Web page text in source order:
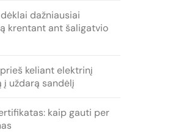
dažniausiai
krentant ant šaligatvio
keliant elektrinį
į uždarą sandėlį
kaip gauti per